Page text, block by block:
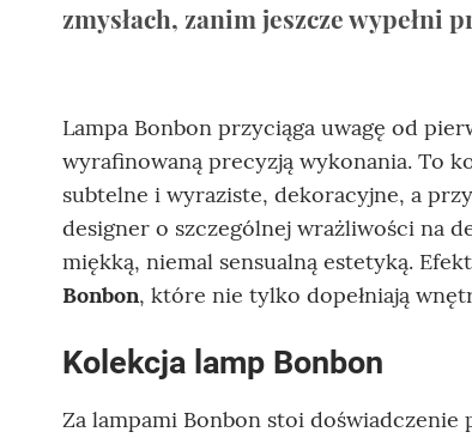
zmysłach, zanim jeszcze wypełni
Lampa Bonbon przyciąga uwagę od
wyrafinowaną precyzją wykonania. To
subtelne i wyraziste, dekoracyjne, a
designer o szczególnej wrażliwości na
miękką, niemal sensualną estetyką.
Bonbon, które nie tylko dopełniają
Kolekcja lamp Bonbon
Za lampami Bonbon stoi